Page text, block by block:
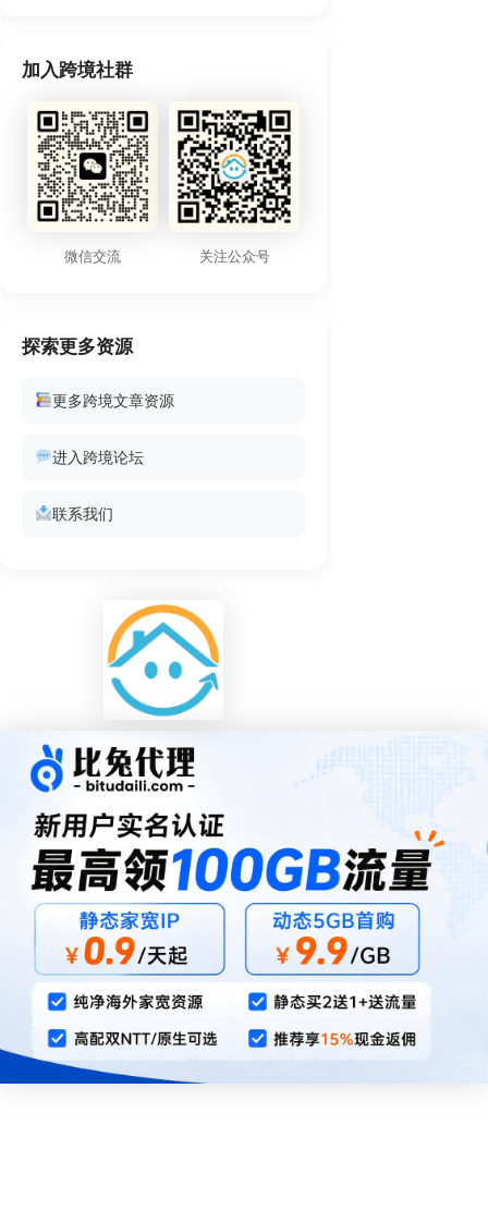
加入跨境社群
微信交流 关注公众号
探索更多资源
更多跨境文章资源
进入跨境论坛
联系我们